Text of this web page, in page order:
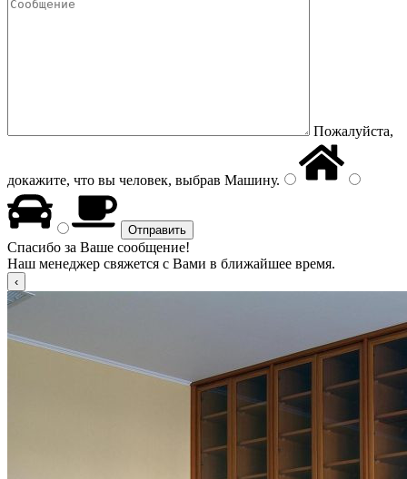
Пожалуйста,
докажите, что вы человек, выбрав Машину.
Спасибо за Ваше сообщение!
Наш менеджер свяжется с Вами в ближайшее время.